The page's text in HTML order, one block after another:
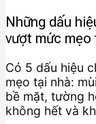
Những dấu
vượt mức mẹo
Có 5 dấu hiệu
mẹo tại nhà:
bề mặt, tường
không hết và